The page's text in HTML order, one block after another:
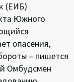
(ЕИБ)
Южного
опасения,
– пишется
Омбудсмен